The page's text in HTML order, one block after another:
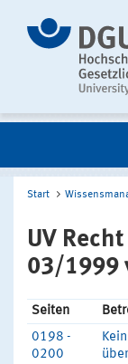
Start
UV
03/1999
Seiten
0198 -
0200